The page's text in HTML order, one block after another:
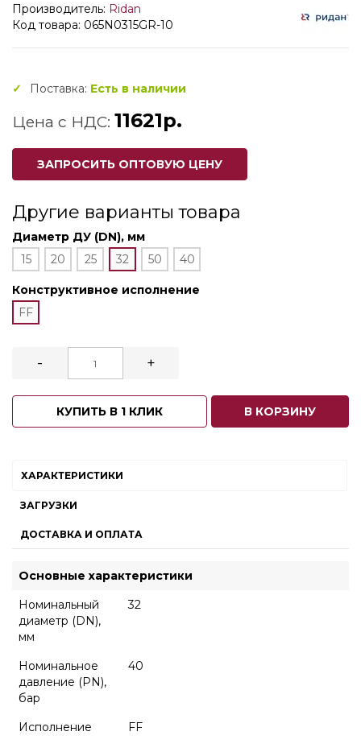
Производитель: Ridan
Код товара: 065N0315GR-10
Поставка: Есть в наличии
Цена с НДС: 11621р.
ЗАПРОСИТЬ ОПТОВУЮ ЦЕНУ
Другие варианты товара
Диаметр ДУ (DN), мм
15
20 25 32 50 40
Конструктивное исполнение
FF
- +
КУПИТЬ В 1 КЛИК В КОРЗИНУ
ХАРАКТЕРИСТИКИ
ЗАГРУЗКИ
ДОСТАВКА И ОПЛАТА
Основные характеристики
Номинальный
диаметр (DN),
мм
32
Номинальное
давление (PN),
бар
40
Исполнение
FF